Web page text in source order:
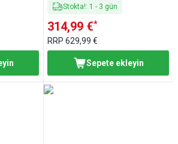
Stokta!: 1 - 3 gün
314,99 €*
RRP629,99 €
Sepete ekleyin